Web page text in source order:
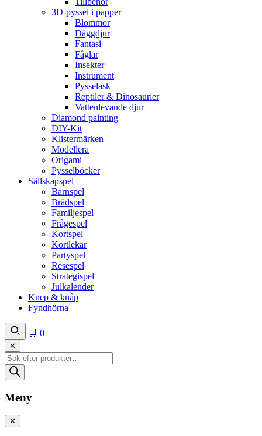
3D-pyssel i papper
Blommor
Däggdjur
Fantasi
Fåglar
Insekter
Instrument
Pysselask
Reptiler & Dinosaurier
Vattenlevande djur
Diamond painting
DIY-Kit
Klistermärken
Modellera
Origami
Pysselböcker
Sällskapspel
Barnspel
Brädspel
Familjespel
Frågespel
Kortspel
Kortlekar
Partyspel
Resespel
Strategispel
Julkalender
Knep & knåp
Fyndhörna
🛒 0
✕
Produktsökning
Meny
✕